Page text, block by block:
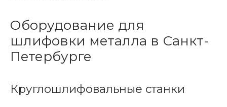
Оборудование для
шлифовки металла в Санкт-
Петербурге
Круглошлифовальные станки